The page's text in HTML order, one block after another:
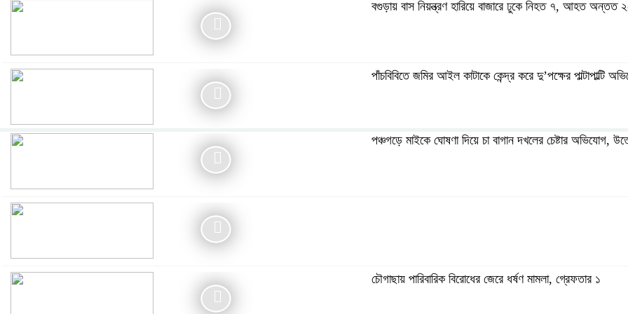
বগুড়ায় বাস নিয়ন্ত্রণ হারিয়ে বাজারে ঢুকে নিহত ৭, আহত অন্তত
পাঁচবিবিতে জমির আইল কাটাকে কেন্দ্র করে দু’পক্ষের পাল্টাপাল্টি
মনপুরায় গৃহবধূকে অস্ত্রের মুখে ধর্ষণের অভিযোগ, থানায় মামলা
বর্ণাঢ্য আয়োজনে “বাংলার জনপদ” এর দ্বিতীয় বর্ষে পদার্পণ উদযাপন
পঞ্চগড়ে মাইকে ঘোষণা দিয়ে চা বাগান দখলের চেষ্টার অভিযোগ,
চৌগাছায় পারিবারিক বিরোধের জেরে ধর্ষণ মামলা, গ্রেফতার ১